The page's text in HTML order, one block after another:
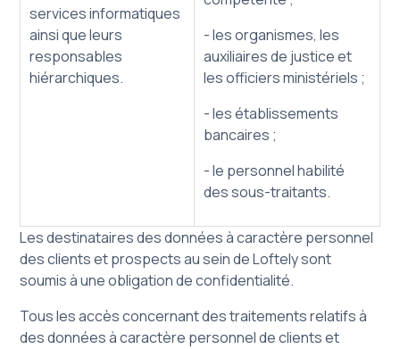
services informatiques
ainsi que leurs
responsables
hiérarchiques.
- les organismes, les
auxiliaires de justice et
les officiers ministériels ;
- les établissements
bancaires ;
- le personnel habilité
des sous-traitants.
Les destinataires des données à caractère personnel
des clients et prospects au sein de Loftely sont
soumis à une obligation de confidentialité.
Tous les accès concernant des traitements relatifs à
des données à caractère personnel de clients et